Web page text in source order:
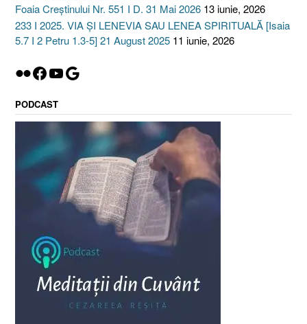
Foaia Creștinului Nr. 551 I D. 31 Mai 2026 13 iunie, 2026
233 I 2025. VIA ȘI LENEVIA SAU LENEA SPIRITUALĂ [Isaia
5.7 I 2 Petru 1.3-5] 21 August 2025 11 iunie, 2026
Flickr
Facebook
YouTube
Google
PODCAST